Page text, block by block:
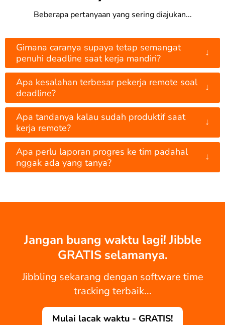
Beberapa pertanyaan yang sering diajukan...
Gimana caranya supaya tetap semangat
penuhi deadline saat kerja mandiri?
↓
Apa kesalahan terbesar pekerja remote soal
deadline?
↓
Apa tandanya kalau sudah produktif saat
kerja remote?
↓
Apa perlu laporan progres ke tim padahal
nggak ada yang tanya?
↓
Jangan buang waktu lagi! Jibble
GRATIS selamanya.
Jibbling sekarang dengan software time
tracking terbaik...
Mulai lacak waktu - GRATIS!